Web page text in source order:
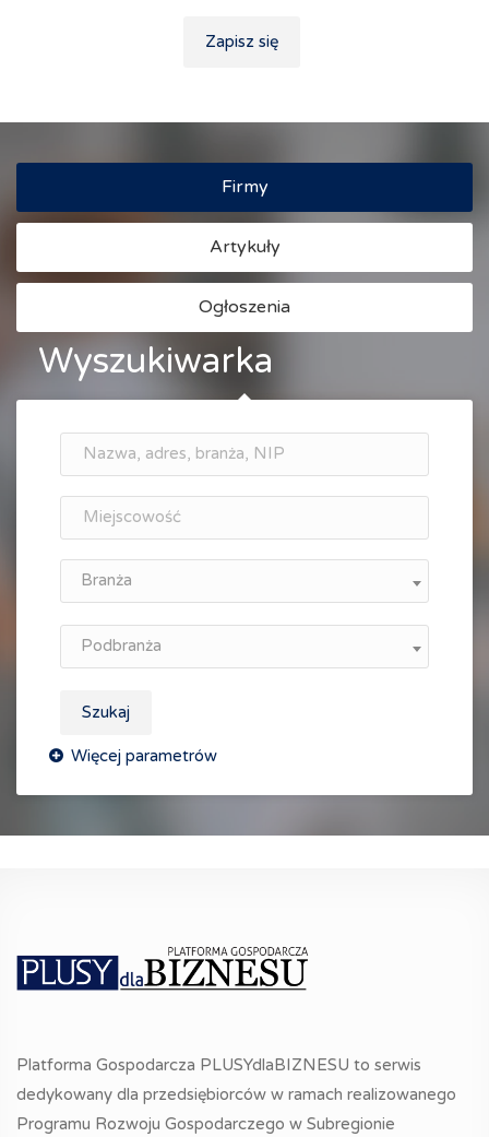
Zapisz się
Firmy
Artykuły
Ogłoszenia
Wyszukiwarka
Branża
Podbranża
Szukaj
Platforma Gospodarcza PLUSYdlaBIZNESU to serwis
dedykowany dla przedsiębiorców w ramach realizowanego
Programu Rozwoju Gospodarczego w Subregionie